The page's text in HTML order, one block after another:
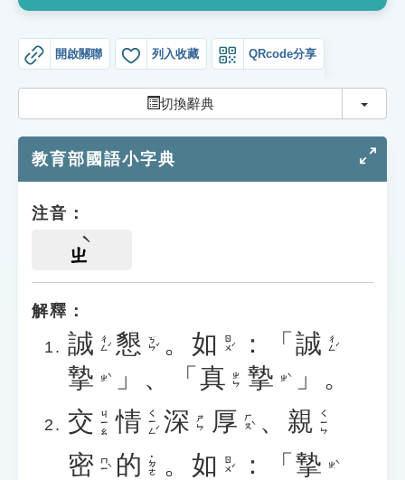
教學應用
貓頭鷹博士
開啟關聯 列入收藏 QRcode分享
切換辭典 切換
教育部國語小字典
注音：
ㄓ
解釋：
誠 ㄔㄥˊ 懇 ㄎㄣˇ 。 如 ㄖㄨˊ ：「 誠 ㄔㄥˊ
摯 ㄓˋ 」、「 真 ㄓㄣ 摯 ㄓˋ
」。
交 ㄐㄧㄠ 情 ㄑㄧㄥˊ 深 ㄕㄣ 厚 ㄏㄡˋ 、 親 ㄑㄧㄣ
密 ㄇㄧˋ 的 ˙ㄉㄜ 。 如 ㄖㄨˊ ：「 摯 ㄓˋ